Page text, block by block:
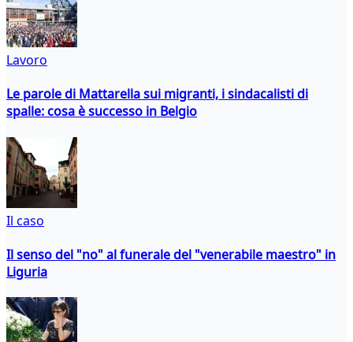
Lavoro
Le parole di Mattarella sui migranti, i sindacalisti di
spalle: cosa è successo in Belgio
Il caso
Il senso del "no" al funerale del "venerabile maestro" in
Liguria